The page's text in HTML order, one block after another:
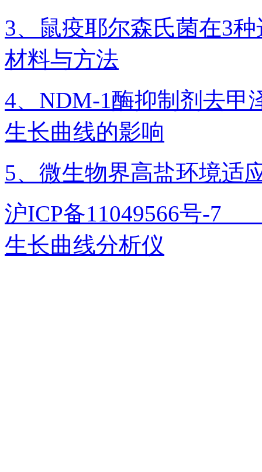
3、鼠疫耶尔森氏菌在3
材料与方法
4、NDM-1酶抑制剂去甲
生长曲线的影响
5、微生物界高盐环境适
沪ICP备11049566号
生长曲线分析仪